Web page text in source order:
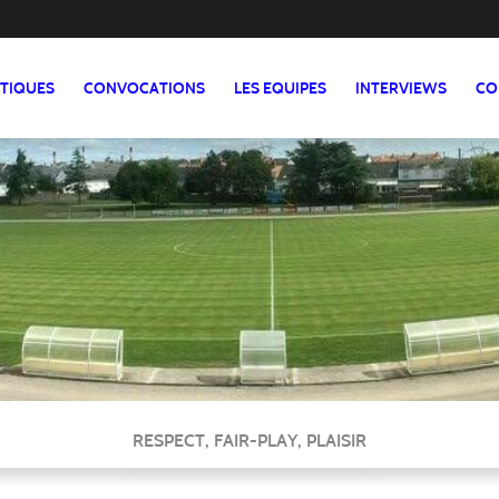
CONVOCATIONS LES EQUIPES INTERVIEWS
RESPECT, FAIR-PLAY, PLAISIR